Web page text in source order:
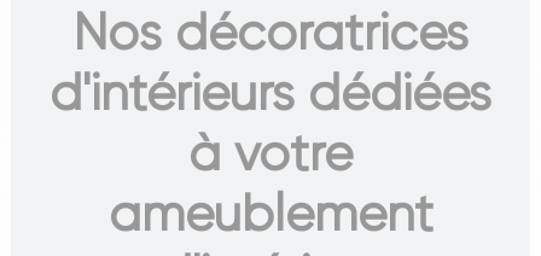
Nos décoratrices
d'intérieurs dédiées
à votre
ameublement